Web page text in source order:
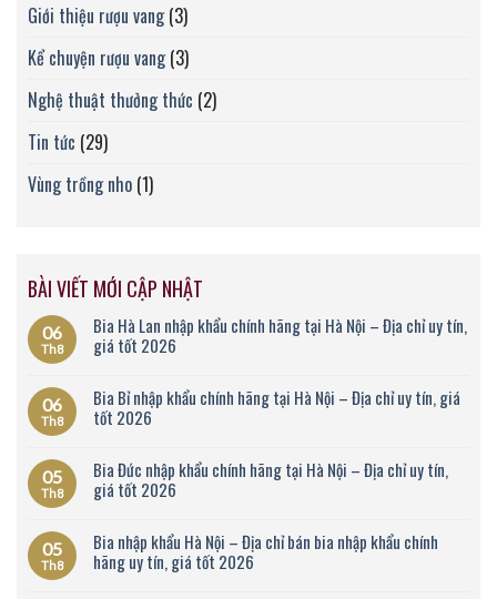
Giới thiệu rượu vang(3)
Kể chuyện rượu vang(3)
Nghệ thuật thưởng thức (2)
Tin tức (29)
Vùng trồng nho (1)
BÀI VIẾT MỚI CẬP NHẬT
06
Th8
Bia Hà Lan nhập khẩu chính hãng tại Hà Nội – Địa chỉ uy tín,
giá tốt 2026
06
Th8
Bia Bỉ nhập khẩu chính hãng tại Hà Nội – Địa chỉ uy tín, giá
tốt 2026
05
Th8
Bia Đức nhập khẩu chính hãng tại Hà Nội – Địa chỉ uy tín,
giá tốt 2026
05
Th8
Bia nhập khẩu Hà Nội – Địa chỉ bán bia nhập khẩu chính
hãng uy tín, giá tốt 2026